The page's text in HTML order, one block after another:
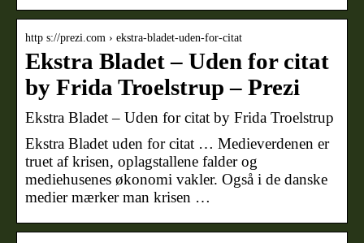
http s://prezi.com › ekstra-bladet-uden-for-citat
Ekstra Bladet – Uden for citat
by Frida Troelstrup – Prezi
Ekstra Bladet – Uden for citat by Frida Troelstrup
Ekstra Bladet uden for citat … Medieverdenen er
truet af krisen, oplagstallene falder og
mediehusenes økonomi vakler. Også i de danske
medier mærker man krisen …